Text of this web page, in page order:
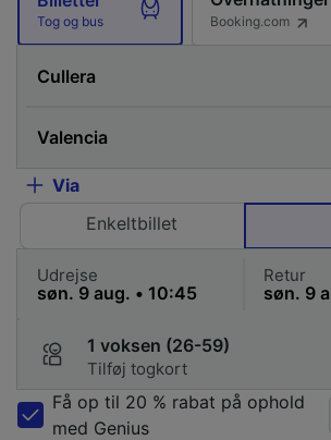
Tog og bus Booking.com
Via
Enkeltbillet
Udrejse Retur
1 voksen (26-59)
Tilføj togkort
Få op til 20 % rabat på ophold
med Genius